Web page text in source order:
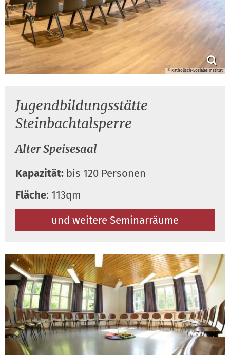
© Katholisch-Soziales Institut
Jugendbildungsstätte
Steinbachtalsperre
Alter Speisesaal
Kapazität: bis 120 Personen
Fläche: 113qm
und weitere Seminarräume